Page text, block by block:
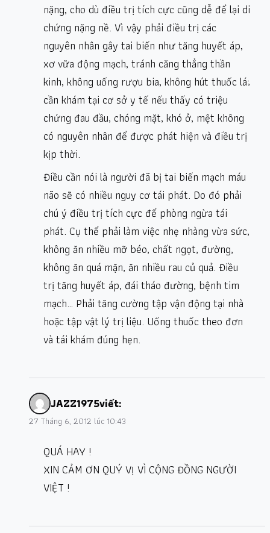
nặng, cho dù điều trị tích cực cũng dễ để lại di
chứng nặng nề. Vì vậy phải điều trị các
nguyên nhân gây tai biến như tăng huyết áp,
xơ vữa động mạch, tránh căng thẳng thần
kinh, không uống rượu bia, không hút thuốc lá;
cần khám tại cơ sở y tế nếu thấy có triệu
chứng đau đầu, chóng mặt, khó ở, mệt không
có nguyên nhân để được phát hiện và điều trị
kịp thời.
Điều cần nói là người đã bị tai biến mạch máu
não sẽ có nhiều nguy cơ tái phát. Do đó phải
chú ý điều trị tích cực để phòng ngừa tái
phát. Cụ thể phải làm việc nhẹ nhàng vừa sức,
không ăn nhiều mỡ béo, chất ngọt, đường,
không ăn quá mặn, ăn nhiều rau củ quả. Điều
trị tăng huyết áp, đái tháo đường, bệnh tim
mạch… Phải tăng cường tập vận động tại nhà
hoặc tập vật lý trị liệu. Uống thuốc theo đơn
và tái khám đúng hẹn.
JAZZ1975viết:
27 Tháng 6, 2012 lúc 10:43
QUÁ HAY !
XIN CẢM ƠN QUÝ VỊ VÌ CỘNG ĐỒNG NGƯỜI
VIỆT !